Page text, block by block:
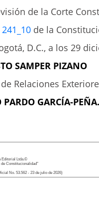
de la Corte
241_10de la
D.C., a los 29
SAMPER PIZANO
Relaciones
PARDO GARCÍA-PEÑA.
Editorial Ltda.©
Constitucionalidad"
No. 53.562 - 23 de julio de 2026)